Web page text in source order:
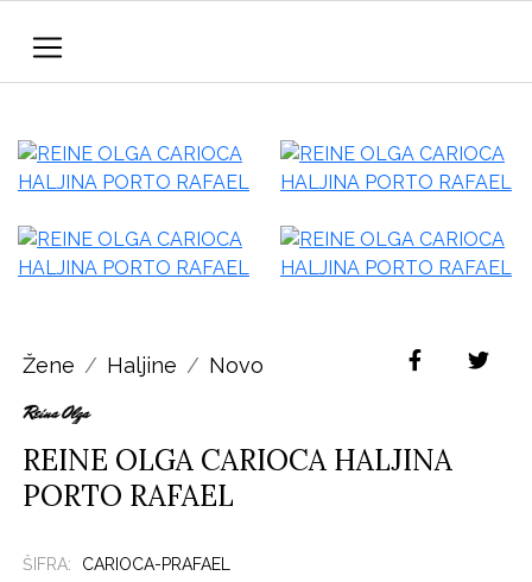
Žene Haljine Novo
REINE OLGA CARIOCA HALJINA
PORTO RAFAEL
ŠIFRA: CARIOCA-PRAFAEL